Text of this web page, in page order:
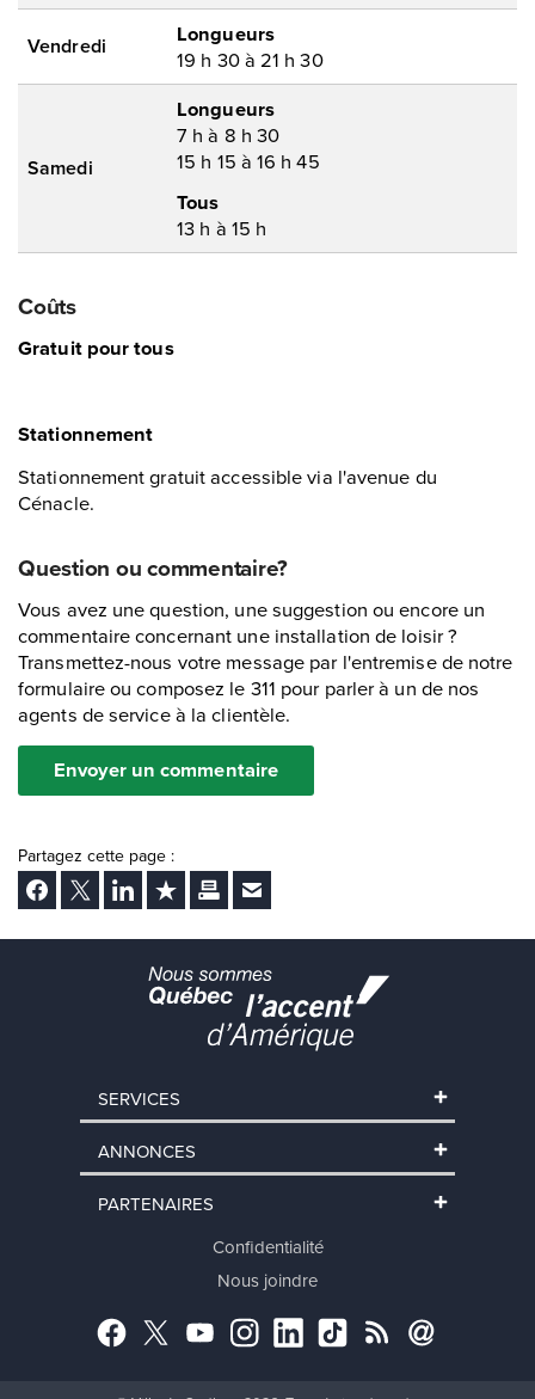
Vendredi Longueurs
19 h 30 à 21 h 30
Samedi
Longueurs
7 h à 8 h 30
15 h 15 à 16 h 45
Tous
13 h à 15 h
Coûts
Gratuit pour tous
Stationnement
Stationnement gratuit accessible via l'avenue du
Cénacle.
Question ou commentaire?
Vous avez une question, une suggestion ou encore un
commentaire concernant une installation de loisir ?
Transmettez-nous votre message par l'entremise de notre
formulaire ou composez le 311 pour parler à un de nos
agents de service à la clientèle.
Envoyer un commentaire
Partagez cette page :
Facebook
Twitter LinkedInAjouter aux favoris
ImprimerEnvoyer Ã un ami
SERVICES
ANNONCES
PARTENAIRES
Confidentialité
Nous joindre
Facebook
TwitterYouTubeInstagram
LinkedInTikTokRSS Abonnement